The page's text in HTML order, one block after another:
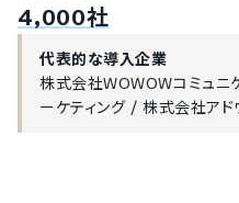
4,000社
代表的な導入企業
株式会社WOWOWコミュニ
ーケティング/株式会社アド